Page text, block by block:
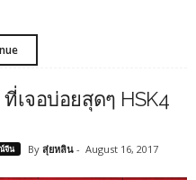
เจอบ่อยสุดๆ HSK4
จีน By สุ่ยหลิน - August 16, 2017